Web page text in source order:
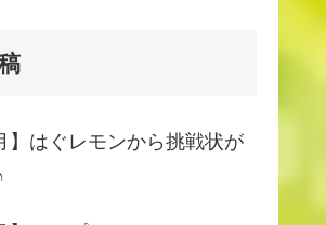
】はぐレモンから挑戦状が